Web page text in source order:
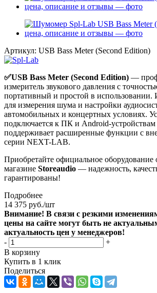
Артикул: USB Bass Meter (Second Edition)
✅USB Bass Meter (Second Edition) —
измеритель звукового давления с
портативный и простой в использовании.
для измерения шума и настройки
автомобильных и концертных условиях.
подключается к ПК и Android-устройствам
поддерживает расширенные функции с
серии NEXT-LAB.
Приобретайте официальное оборудование
магазине Storeaudio — надежность,
гарантированы!
Подробнее
14 375 руб./шт
Внимание! В связи с резкими
цены на сайте могут быть не
актуальность цен у менеджеров!
-
+
В корзину
Купить в 1 клик
Поделиться